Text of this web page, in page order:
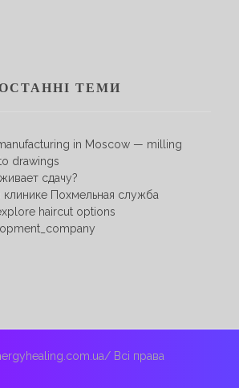
ТЕМИ
in Moscow — milling
drawings
сдачу?
клинике Похмельная служба
haircut options
Всі права